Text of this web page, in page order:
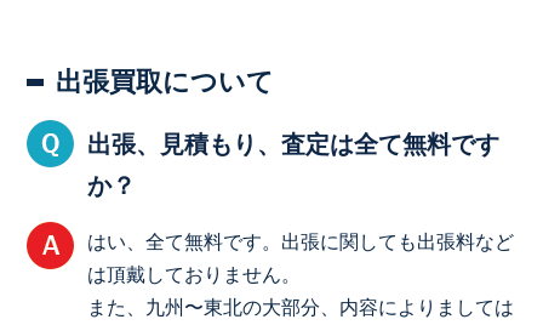
出張買取について
出張、見積もり、査定は全て無料です
か？
はい、全て無料です。出張に関しても出張料など
は頂戴しておりません。
また、九州〜東北の大部分、内容によりましては